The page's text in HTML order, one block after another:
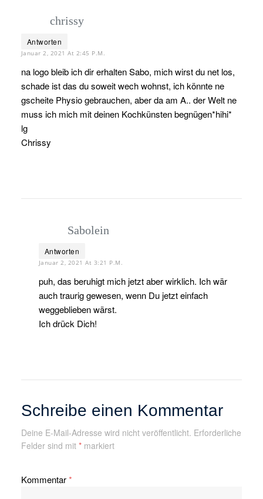
chrissy
Antworten
Januar 2, 2021 At 2:45 P.m.
na logo bleib ich dir erhalten Sabo, mich wirst du net los,
schade ist das du soweit wech wohnst, ich könnte ne
gscheite Physio gebrauchen, aber da am A.. der Welt ne
muss ich mich mit deinen Kochkünsten begnügen*hihi*
lg
Chrissy
Sabolein
Antworten
Januar 2, 2021 At 3:21 P.m.
puh, das beruhigt mich jetzt aber wirklich. Ich wär
auch traurig gewesen, wenn Du jetzt einfach
weggeblieben wärst.
Ich drück Dich!
Schreibe einen Kommentar
Deine E-Mail-Adresse wird nicht veröffentlicht. Erforderliche
Felder sind mit *markiert
Kommentar*